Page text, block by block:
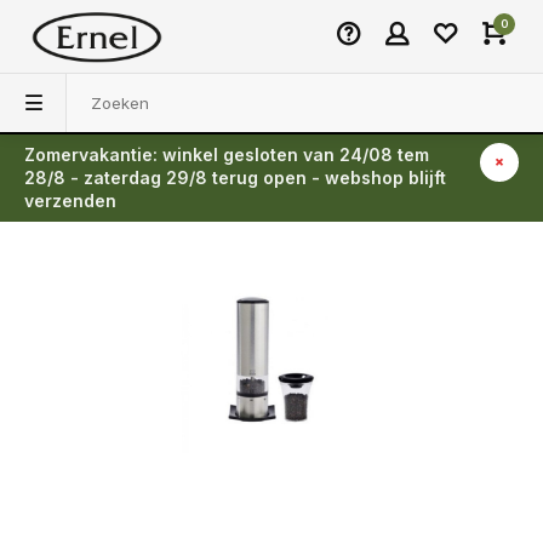
0
Zomervakantie: winkel gesloten van 24/08 tem
28/8 - zaterdag 29/8 terug open - webshop blijft
verzenden
Terug